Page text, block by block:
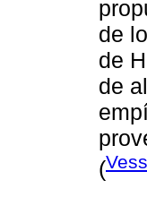
de
de
de
(